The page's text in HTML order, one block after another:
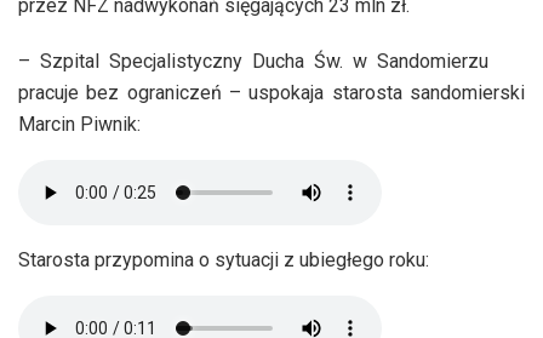
przez NFZ nadwykonań sięgających 23 mln zł.
– Szpital Specjalistyczny Ducha Św. w Sandomierzu
pracuje bez ograniczeń – uspokaja starosta sandomierski
Marcin Piwnik:
Starosta przypomina o sytuacji z ubiegłego roku: